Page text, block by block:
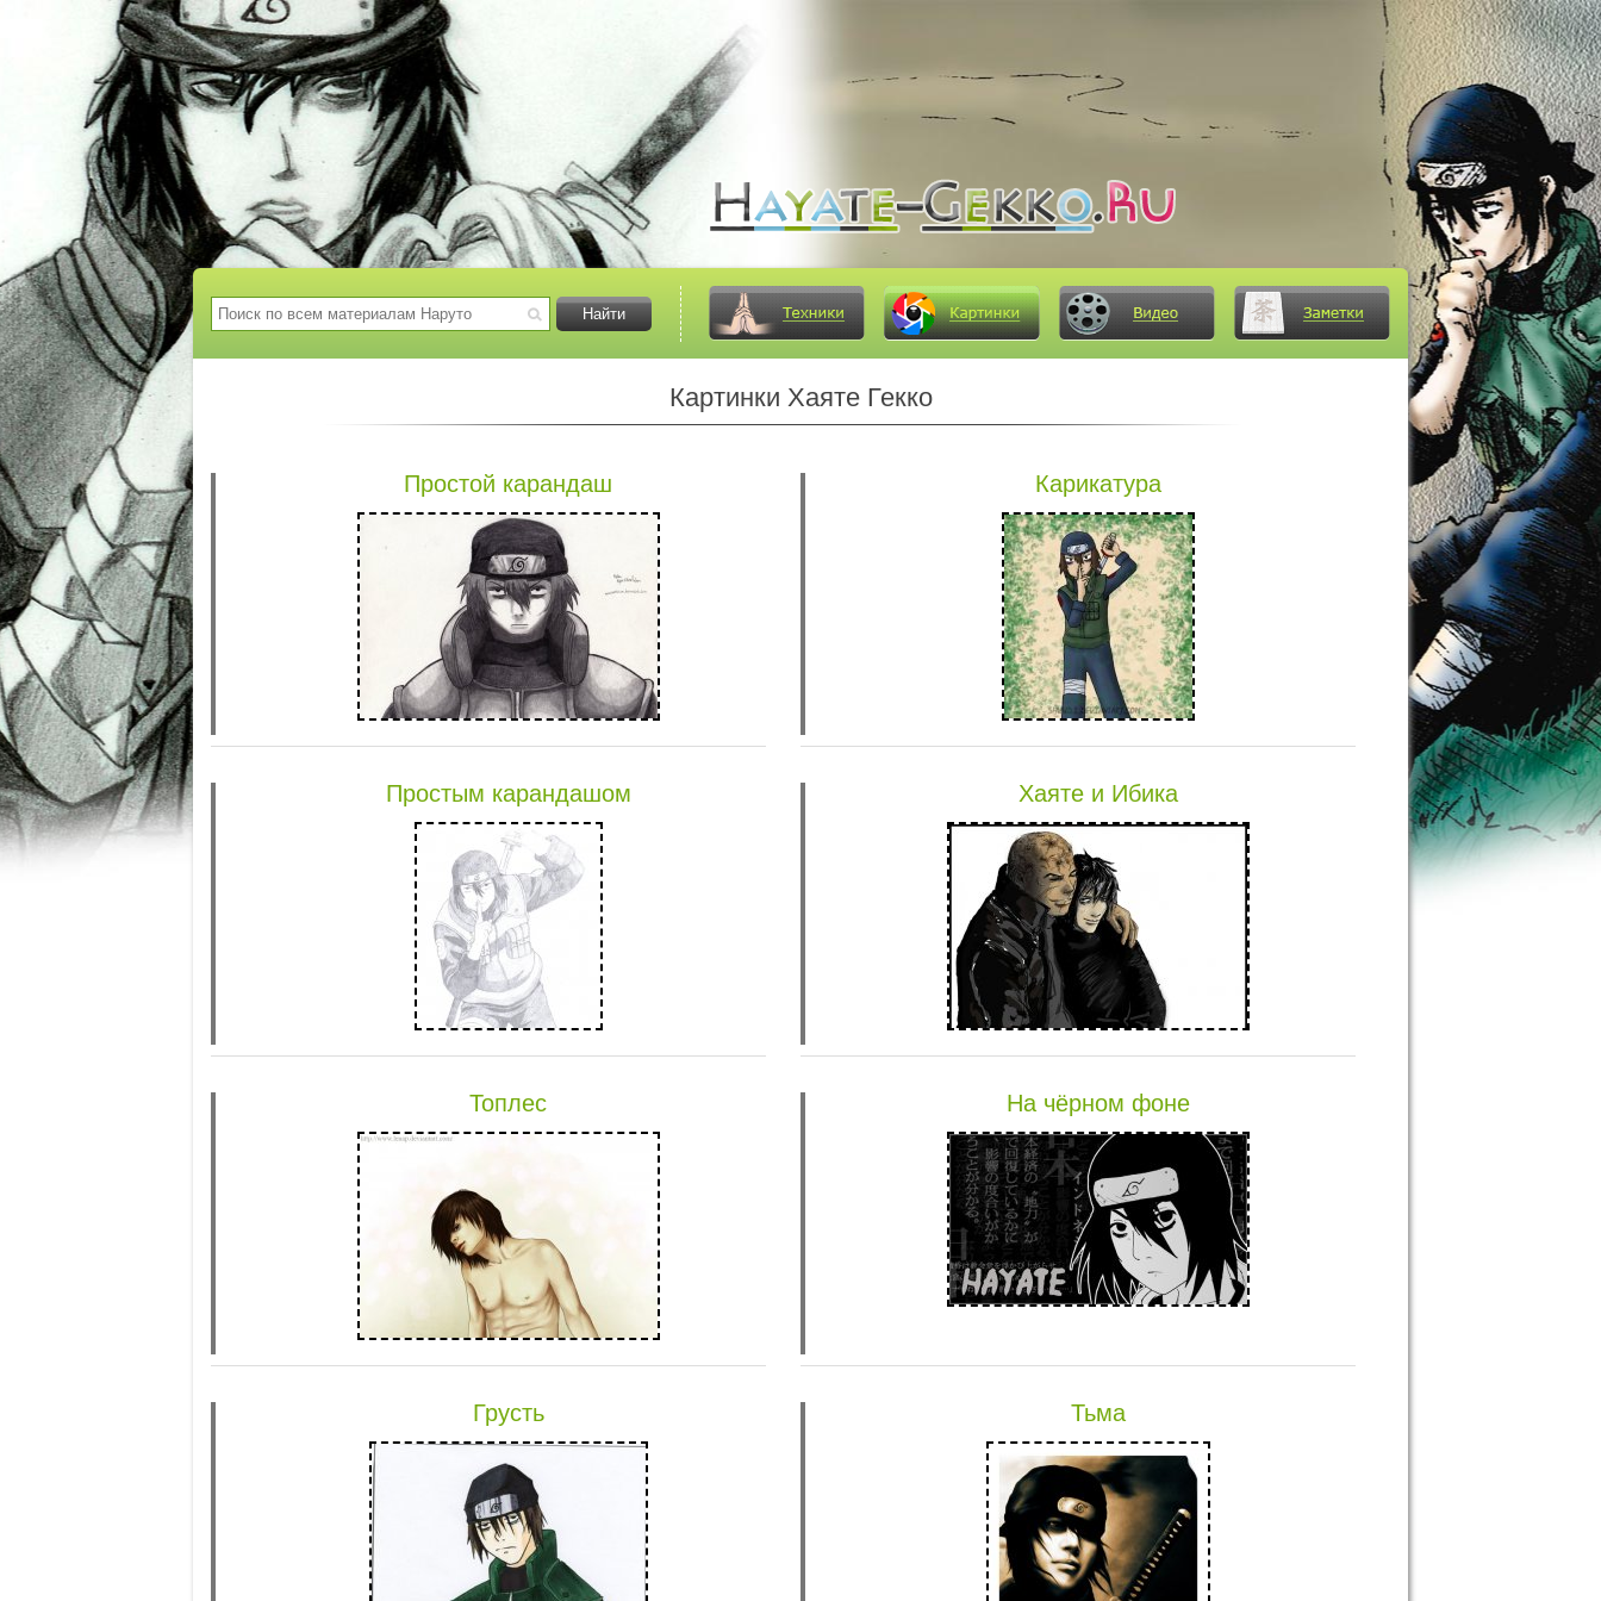
Картинки Хаяте Гекко
Простой карандаш Карикатура
Простым карандашом Хаяте и Ибика
Топлес На чёрном фоне
Грусть Тьма